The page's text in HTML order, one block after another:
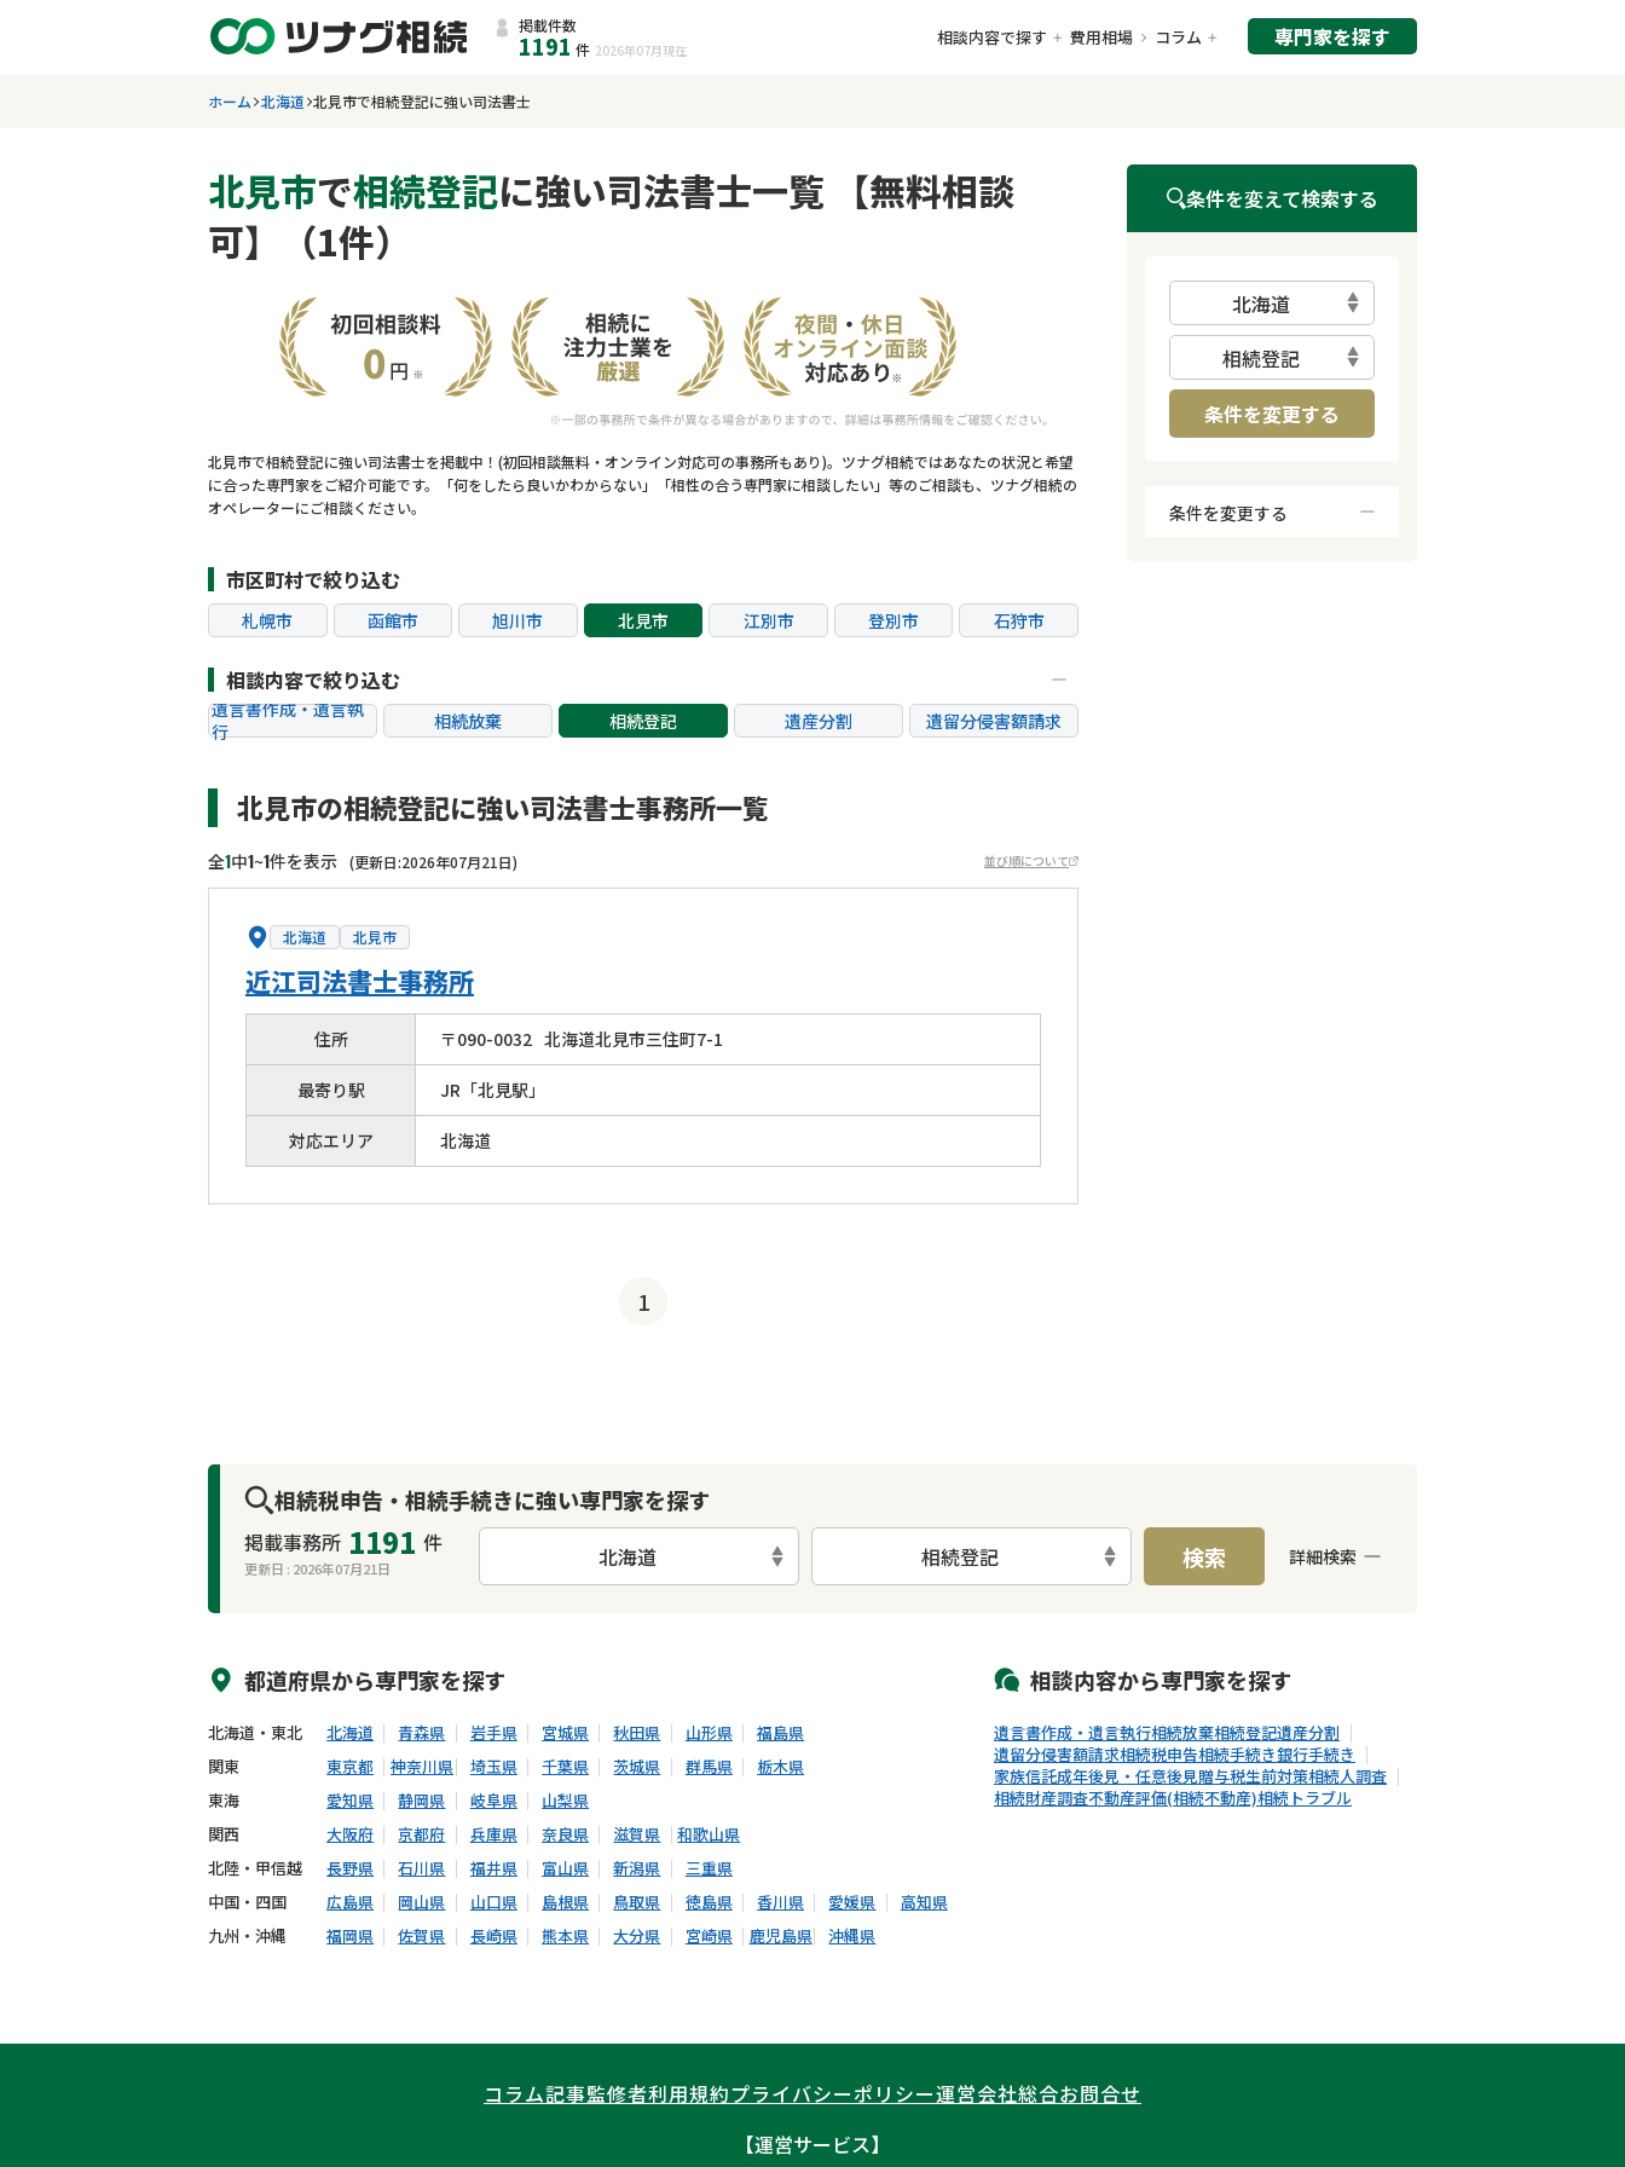
掲載件数
1191 件 2026年07月 現在
相談内容で探す 費用相場 コラム 専門家を探す
ホーム 北海道 北見市で相続登記に強い司法書士
北見市で相続登記に強い司法書士一覧 【無料相談
可】（1件）
北見市で相続登記に強い司法書士を掲載中！(初回相談無料・オンライン対応可の事務所もあり)。ツナグ相続ではあなたの状況と希望
に合った専門家をご紹介可能です。「何をしたら良いかわからない」「相性の合う専門家に相談したい」等のご相談も、ツナグ相続の
オペレーターにご相談ください。
市区町村で絞り込む
札幌市 函館市 旭川市 北見市 江別市 登別市 石狩市
相談内容で絞り込む
遺言書作成・遺言執
行
相続放棄 相続登記 遺産分割
遺留分侵害額請求
贈与税
生前対策 相続人調査
北見市の相続登記に強い司法書士事務所一覧
全1中1~1件を表示 (更新日:2026年07月21日) 並び順について
北海道 北見市
近江司法書士事務所
住所 〒090-0032 北海道北見市三住町7-1
最寄り駅 JR「北見駅」
対応エリア 北海道
1
条件を変えて検索する
北海道
相続登記
条件を変更する
条件を変更する
相続税申告・相続手続きに強い専門家を探す
掲載事務所 1191 件
更新日 : 2026年07月21日 北海道 相続登記 検索 詳細検索
都道府県から専門家を探す
北海道・東北 北海道 青森県 岩手県 宮城県 秋田県 山形県
福島県
関東
東京都 神奈川県 埼玉県 千葉県 茨城県 群馬県
栃木県
東海
愛知県 静岡県 岐阜県
山梨県
関西
大阪府 京都府 兵庫県 奈良県 滋賀県
和歌山県
北陸・甲信越
長野県 石川県 福井県 富山県 新潟県
三重県
中国・四国
広島県 岡山県 山口県 島根県 鳥取県 徳島県 香川県 愛媛県
高知県
九州・沖縄
福岡県 佐賀県 長崎県 熊本県 大分県 宮崎県 鹿児島県 沖縄県
相談内容から専門家を探す
遺言書作成・遺言執行相続放棄相続登記遺産分割
遺留分侵害額請求相続税申告相続手続き銀行手続き
家族信託成年後見・任意後見贈与税生前対策相続人調査
相続財産調査不動産評価(相続不動産)相続トラブル
コラム記事監修者利用規約プライバシーポリシー運営会社総合お問合せ
【運営サービス】